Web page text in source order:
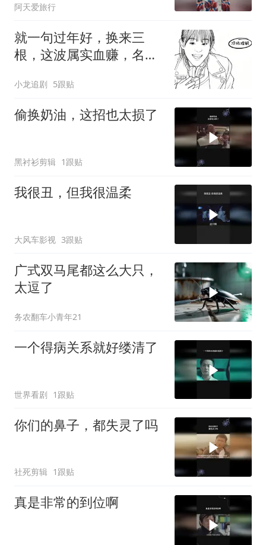
阿天爱旅行
就一句过年好，换来三
根，这波属实血赚，名场
小龙追剧 5跟贴
偷换奶油，这招也太损了
黑衬衫剪辑 1跟贴
我很丑，但我很温柔
大风车影视 3跟贴
广式双马尾都这么大只，
太逗了
务农翻车小青年21
一个得病关系就好缕清了
世界看剧 1跟贴
你们的鼻子，都失灵了吗
社死剪辑 1跟贴
真是非常的到位啊